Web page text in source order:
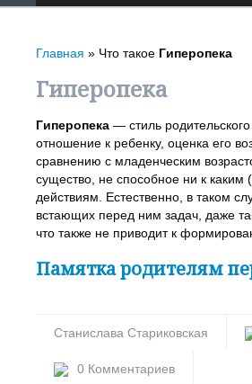
Главная » Что такое Гиперопека
Гиперопека
Гиперопека — стиль
отношение к ребенку, оценка его
сравнению с младенческим
существо, не способное ни к каким
действиям. Естественно, в таком
встающих перед ним задач, даже
что также не приводит к
Памятка родителям
Станислава Стариковская
0 Комментариев